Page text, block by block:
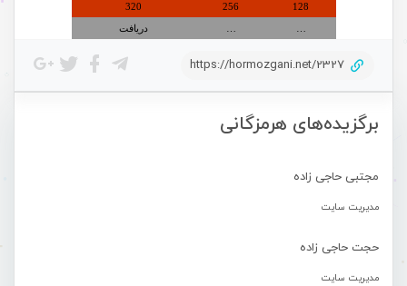
برگزیده‌های هرمزگانی
مجتبی حاجی زاده
مدیریت سایت
حجت حاجی زاده
مدیریت سایت
128
256
320
دریافت
https://hormozgani.net/2327